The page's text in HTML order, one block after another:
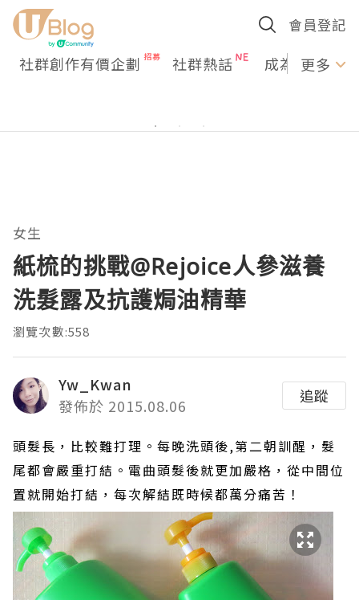
會員登記
社群創作有價企劃 社群熱話 成為U更多
女生
紙梳的挑戰@Rejoice人參滋養
洗髮露及抗護焗油精華
瀏覽次數:558
Yw_Kwan
發佈於 2015.08.06
追蹤
頭髮長，比較難打理。每晚洗頭後,第二朝訓醒，髮
尾都會嚴重打結。電曲頭髮後就更加嚴格，從中間位
置就開始打結，每次解結既時候都萬分痛苦！